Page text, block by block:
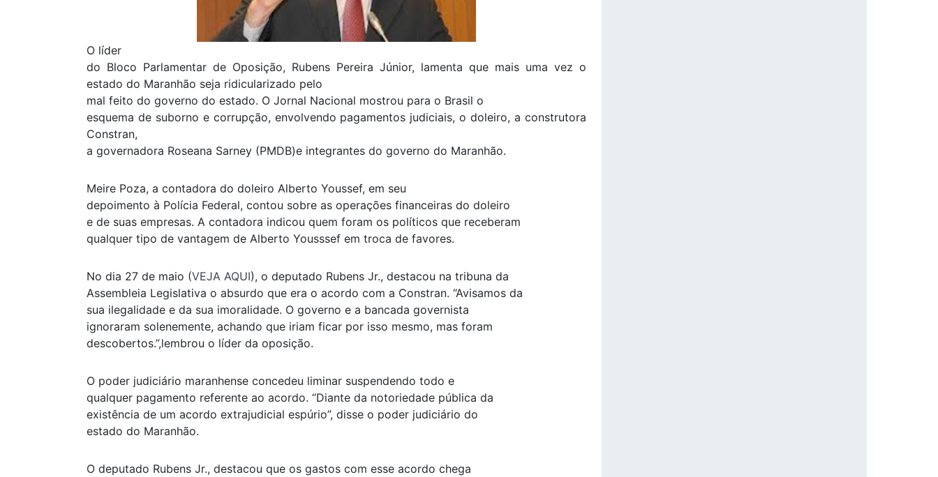
O líder
do Bloco Parlamentar de Oposição, Rubens Pereira Júnior, lamenta que mais uma vez o
estado do Maranhão seja ridicularizado pelo
mal feito do governo do estado. O Jornal Nacional mostrou para o Brasil o
esquema de suborno e corrupção, envolvendo pagamentos judiciais, o doleiro, a construtora
Constran,
a governadora Roseana Sarney (PMDB)e integrantes do governo do Maranhão.
Meire Poza, a contadora do doleiro Alberto Youssef, em seu
depoimento à Polícia Federal, contou sobre as operações financeiras do doleiro
e de suas empresas. A contadora indicou quem foram os políticos que receberam
qualquer tipo de vantagem de Alberto Yousssef em troca de favores.
No dia 27 de maio (VEJA AQUI), o deputado Rubens Jr., destacou na tribuna da
Assembleia Legislativa o absurdo que era o acordo com a Constran. “Avisamos da
sua ilegalidade e da sua imoralidade. O governo e a bancada governista
ignoraram solenemente, achando que iriam ficar por isso mesmo, mas foram
descobertos.”,lembrou o líder da oposição.
O poder judiciário maranhense concedeu liminar suspendendo todo e
qualquer pagamento referente ao acordo. “Diante da notoriedade pública da
existência de um acordo extrajudicial espúrio”, disse o poder judiciário do
estado do Maranhão.
O deputado Rubens Jr., destacou que os gastos com esse acordo chega